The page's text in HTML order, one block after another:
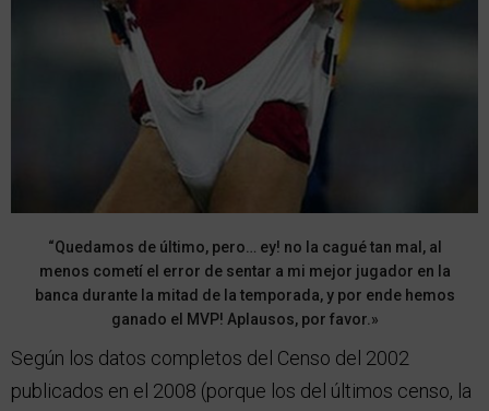
“Quedamos de último, pero… ey! no la cagué tan mal, al
menos cometí el error de sentar a mi mejor jugador en la
banca durante la mitad de la temporada, y por ende hemos
ganado el MVP! Aplausos, por favor.»
Según los datos completos del Censo del 2002
publicados en el 2008 (porque los del últimos censo, la